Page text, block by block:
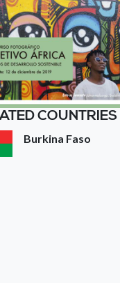
COUNTRIES
Burkina Faso